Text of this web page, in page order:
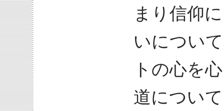
まり信仰
いについ
トの心を
道につい